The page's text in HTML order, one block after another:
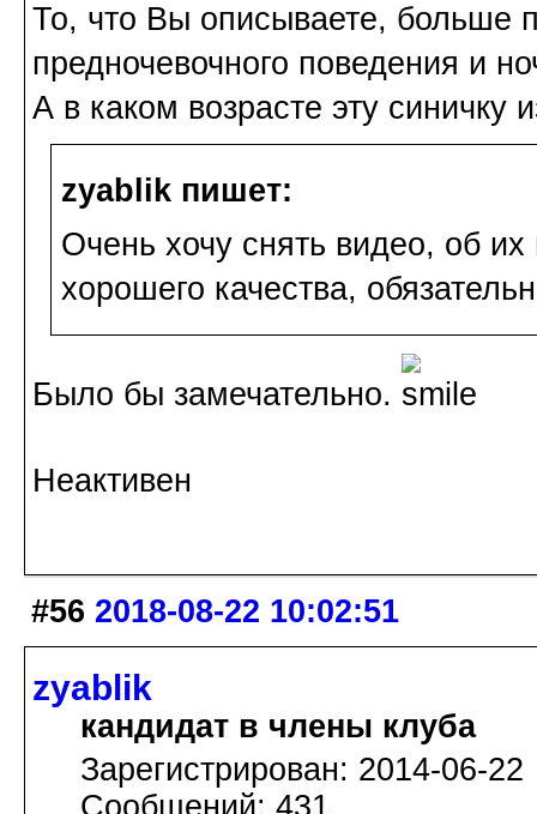
То, что Вы описываете, больше
предночевочного поведения и
А в каком возрасте эту синичку
zyablik пишет:
Очень хочу снять видео, об
хорошего качества,
Было бы замечательно.
Неактивен
#56 2018-08-22 10:02:51
zyablik
кандидат в члены клуба
Зарегистрирован: 2014-06-22